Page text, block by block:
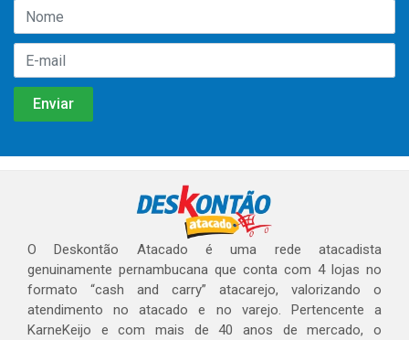
O Deskontão Atacado é uma rede atacadista
genuinamente pernambucana que conta com 4 lojas no
formato “cash and carry” atacarejo, valorizando o
atendimento no atacado e no varejo. Pertencente a
KarneKeijo e com mais de 40 anos de mercado, o